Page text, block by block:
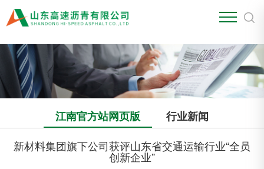
江南官方站网页版
行业新闻
新材料集团旗下公司获评山东省交通运输行业“全员
创新企业”